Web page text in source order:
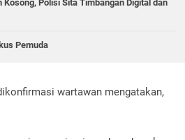
Polisi Sita Timbangan Digital dan
Pemuda
wartawan mengatakan,